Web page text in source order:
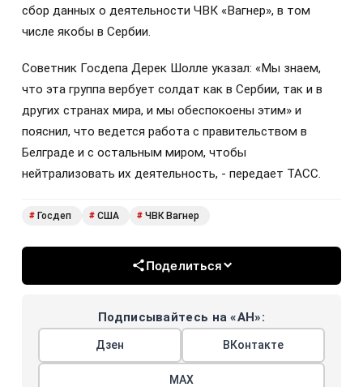
сбор данных о деятельности ЧВК «Вагнер», в том
числе якобы в Сербии.
Советник Госдепа Дерек Шолле указал: «Мы знаем,
что эта группа вербует солдат как в Сербии, так и в
других странах мира, и мы обеспокоены этим» и
пояснил, что ведется работа с правительством в
Белграде и с остальным миром, чтобы
нейтрализовать их деятельность, - передает ТАСС.
# Госдеп # США # ЧВК Вагнер
Поделиться
Подписывайтесь на «АН»:
Дзен ВКонтакте
МАХ